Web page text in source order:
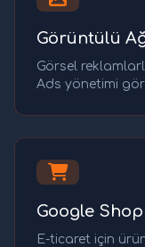
Görüntülü
Görsel
Ads yönetimi
Google
E-ticaret için